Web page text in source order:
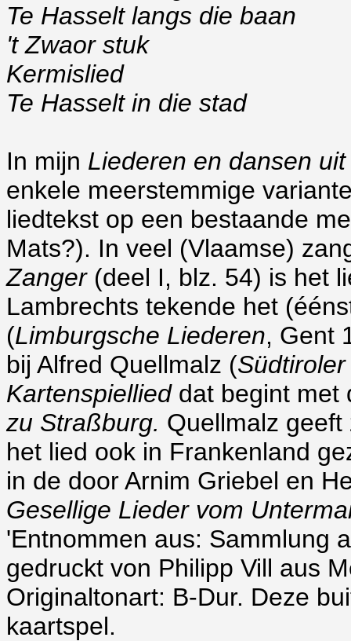
Te Hasselt langs die baan
't Zwaor stuk
Kermislied
Te Hasselt in die stad
In mijn Liederen en dansen
enkele meerstemmige
liedtekst op een bestaande
Mats?). In veel (Vlaamse)
Zanger (deel I, blz. 54) is het
Lambrechts tekende het
(Limburgsche Liederen, Gent
bij Alfred Quellmalz (
Kartenspiellieddat begint met
zu Straßburg. Quellmalz
het lied ook in Frankenland
in de door Arnim Griebel en
Gesellige Lieder vom
'Entnommen aus: Sammlung
gedruckt von Philipp Vill aus
Originaltonart: B-Dur. Deze
kaartspel.